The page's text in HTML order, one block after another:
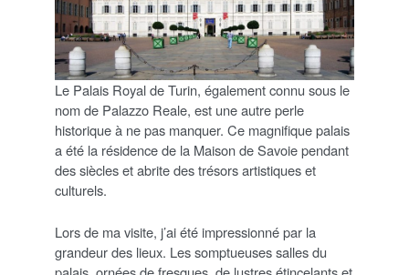
Le Palais Royal de Turin, également connu sous le
nom de Palazzo Reale, est une autre perle
historique à ne pas manquer. Ce magnifique palais
a été la résidence de la Maison de Savoie pendant
des siècles et abrite des trésors artistiques et
culturels.
Lors de ma visite, j’ai été impressionné par la
grandeur des lieux. Les somptueuses salles du